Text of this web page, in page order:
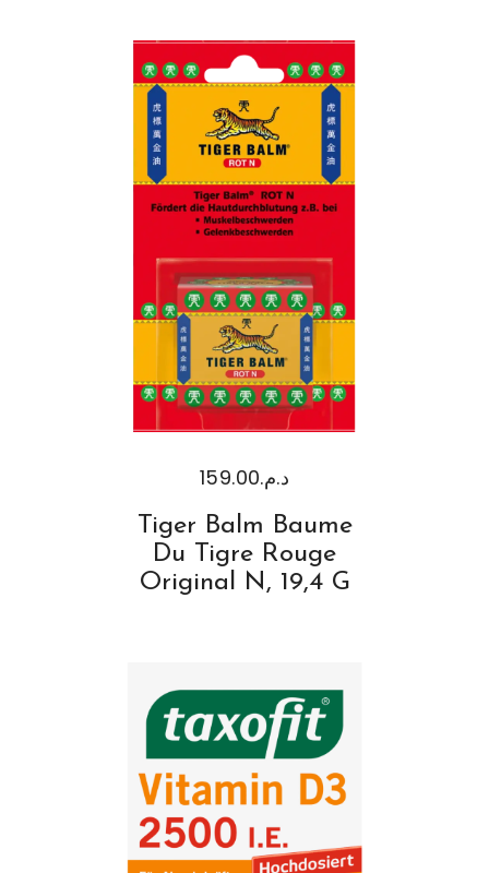
د.م.159.00
Tiger Balm Baume
Du Tigre Rouge
Original N, 19,4 G